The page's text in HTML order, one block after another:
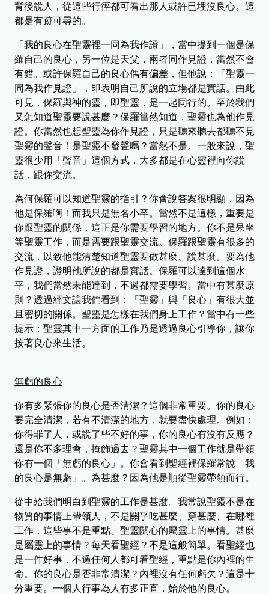
背後說人，從這些行徑都可看出那人或許已埋沒良心。這
都是有跡可尋的。
「我的良心在聖靈裡一同為我作證」，當中提到一個是保
羅自己的良心，另一位是天父，兩者同作見證，當然不會
有錯。或許保羅自己的良心偶有偏差，但他說：「聖靈一
同為我作見證」，即表明自己所說的立場都是實話。由此
可見，保羅與神的靈，即聖靈，是一起同行的。至於我們
又怎知道聖靈要說甚麼？保羅當然知道，聖靈也為他作見
證。你當然也想聖靈為你作見證，只是聽來聽去都聽不見
聖靈的聲音！是聖靈不發聲嗎？當然不是。一般來說，聖
靈很少用「聲音」這個方式，大多都是在心靈裡向你說
話，跟你交流。
為何保羅可以知道聖靈的指引？你會說答案很明顯，因為
他是保羅啊！而我只是無名小卒。當然不是這樣，重要是
你跟聖靈的關係，這正是你需要學習的地方。你不是呆坐
等聖靈工作，而是需要跟聖靈交流。保羅跟聖靈有很多的
交流，以致他能清楚知道聖靈要做甚麼、說甚麼。要為他
作見證，證明他所說的都是實話。保羅可以達到這個水
平，我們當然未能達到，不過都需要學習。當中有甚麼原
則？透過經文讓我們看到：「聖靈」與「良心」有很大並
且密切的關係。聖靈是怎樣在我們身上工作？當中有一些
提示：聖靈其中一方面的工作乃是透過良心引導你，讓你
按著良心來生活。
無虧的良心
你有多緊張你的良心是否清潔？這個非常重要。你的良心
要完全清潔，若有不清潔的地方，就要盡快處理。例如：
你得罪了人，或說了些不好的事，你的良心有沒有反應？
還是你不多理會，掩飾過去？聖靈其中一個工作就是帶領
你有一個「無虧的良心」。你會看到聖經裡保羅常說「我
的良心是無虧」。為甚麼？因為他是順從聖靈帶領而行。
從中給我們明白到聖靈的工作是甚麼。我常說聖靈不是在
物質的事情上帶領人，不是關乎吃甚麼、穿甚麼、在哪裡
工作，這些事不是重點。聖靈關心的屬靈上的事情。甚麼
是屬靈上的事情？每天看聖經？不是這般簡單。看聖經也
是一件好事，不過任何人都可看聖經，重點是你內裡的生
命。你的良心是否非常清潔？內裡沒有任何虧欠？這是十
分重要。一個人行事為人有多正直，始於他的良心。